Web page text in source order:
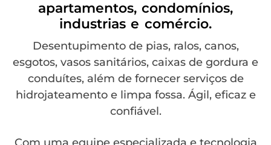
apartamentos, condomínios,
industrias e comércio.
Desentupimento de pias, ralos, canos,
esgotos, vasos sanitários, caixas de gordura e
conduítes, além de fornecer serviços de
hidrojateamento e limpa fossa. Ágil, eficaz e
confiável.